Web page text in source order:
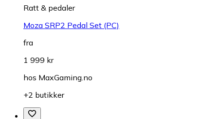
Ratt & pedaler
Moza SRP2 Pedal Set (PC)
fra
1 999 kr
hos MaxGaming.no
+2 butikker